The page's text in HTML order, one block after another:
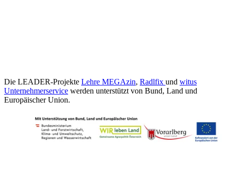
Die LEADER-Projekte Lehre MEGAzin, Radlfix und witus
Unternehmerservice werden unterstützt von Bund, Land und
Europäischer Union.